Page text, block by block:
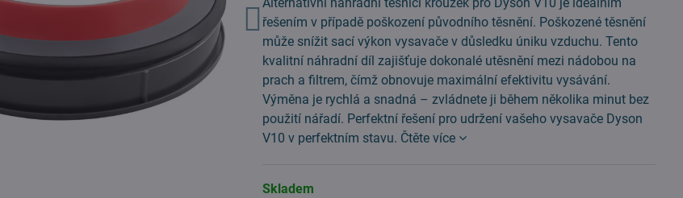
řešením v případě poškození původního těsnění. Poškozené těsnění
může snížit sací výkon vysavače v důsledku úniku vzduchu. Tento
kvalitní náhradní díl zajišťuje dokonalé utěsnění mezi nádobou na
prach a filtrem, čímž obnovuje maximální efektivitu vysávání.
Výměna je rychlá a snadná – zvládnete ji během několika minut bez
použití nářadí. Perfektní řešení pro udržení vašeho vysavače Dyson
V10 v perfektním stavu. Čtěte více
Skladem